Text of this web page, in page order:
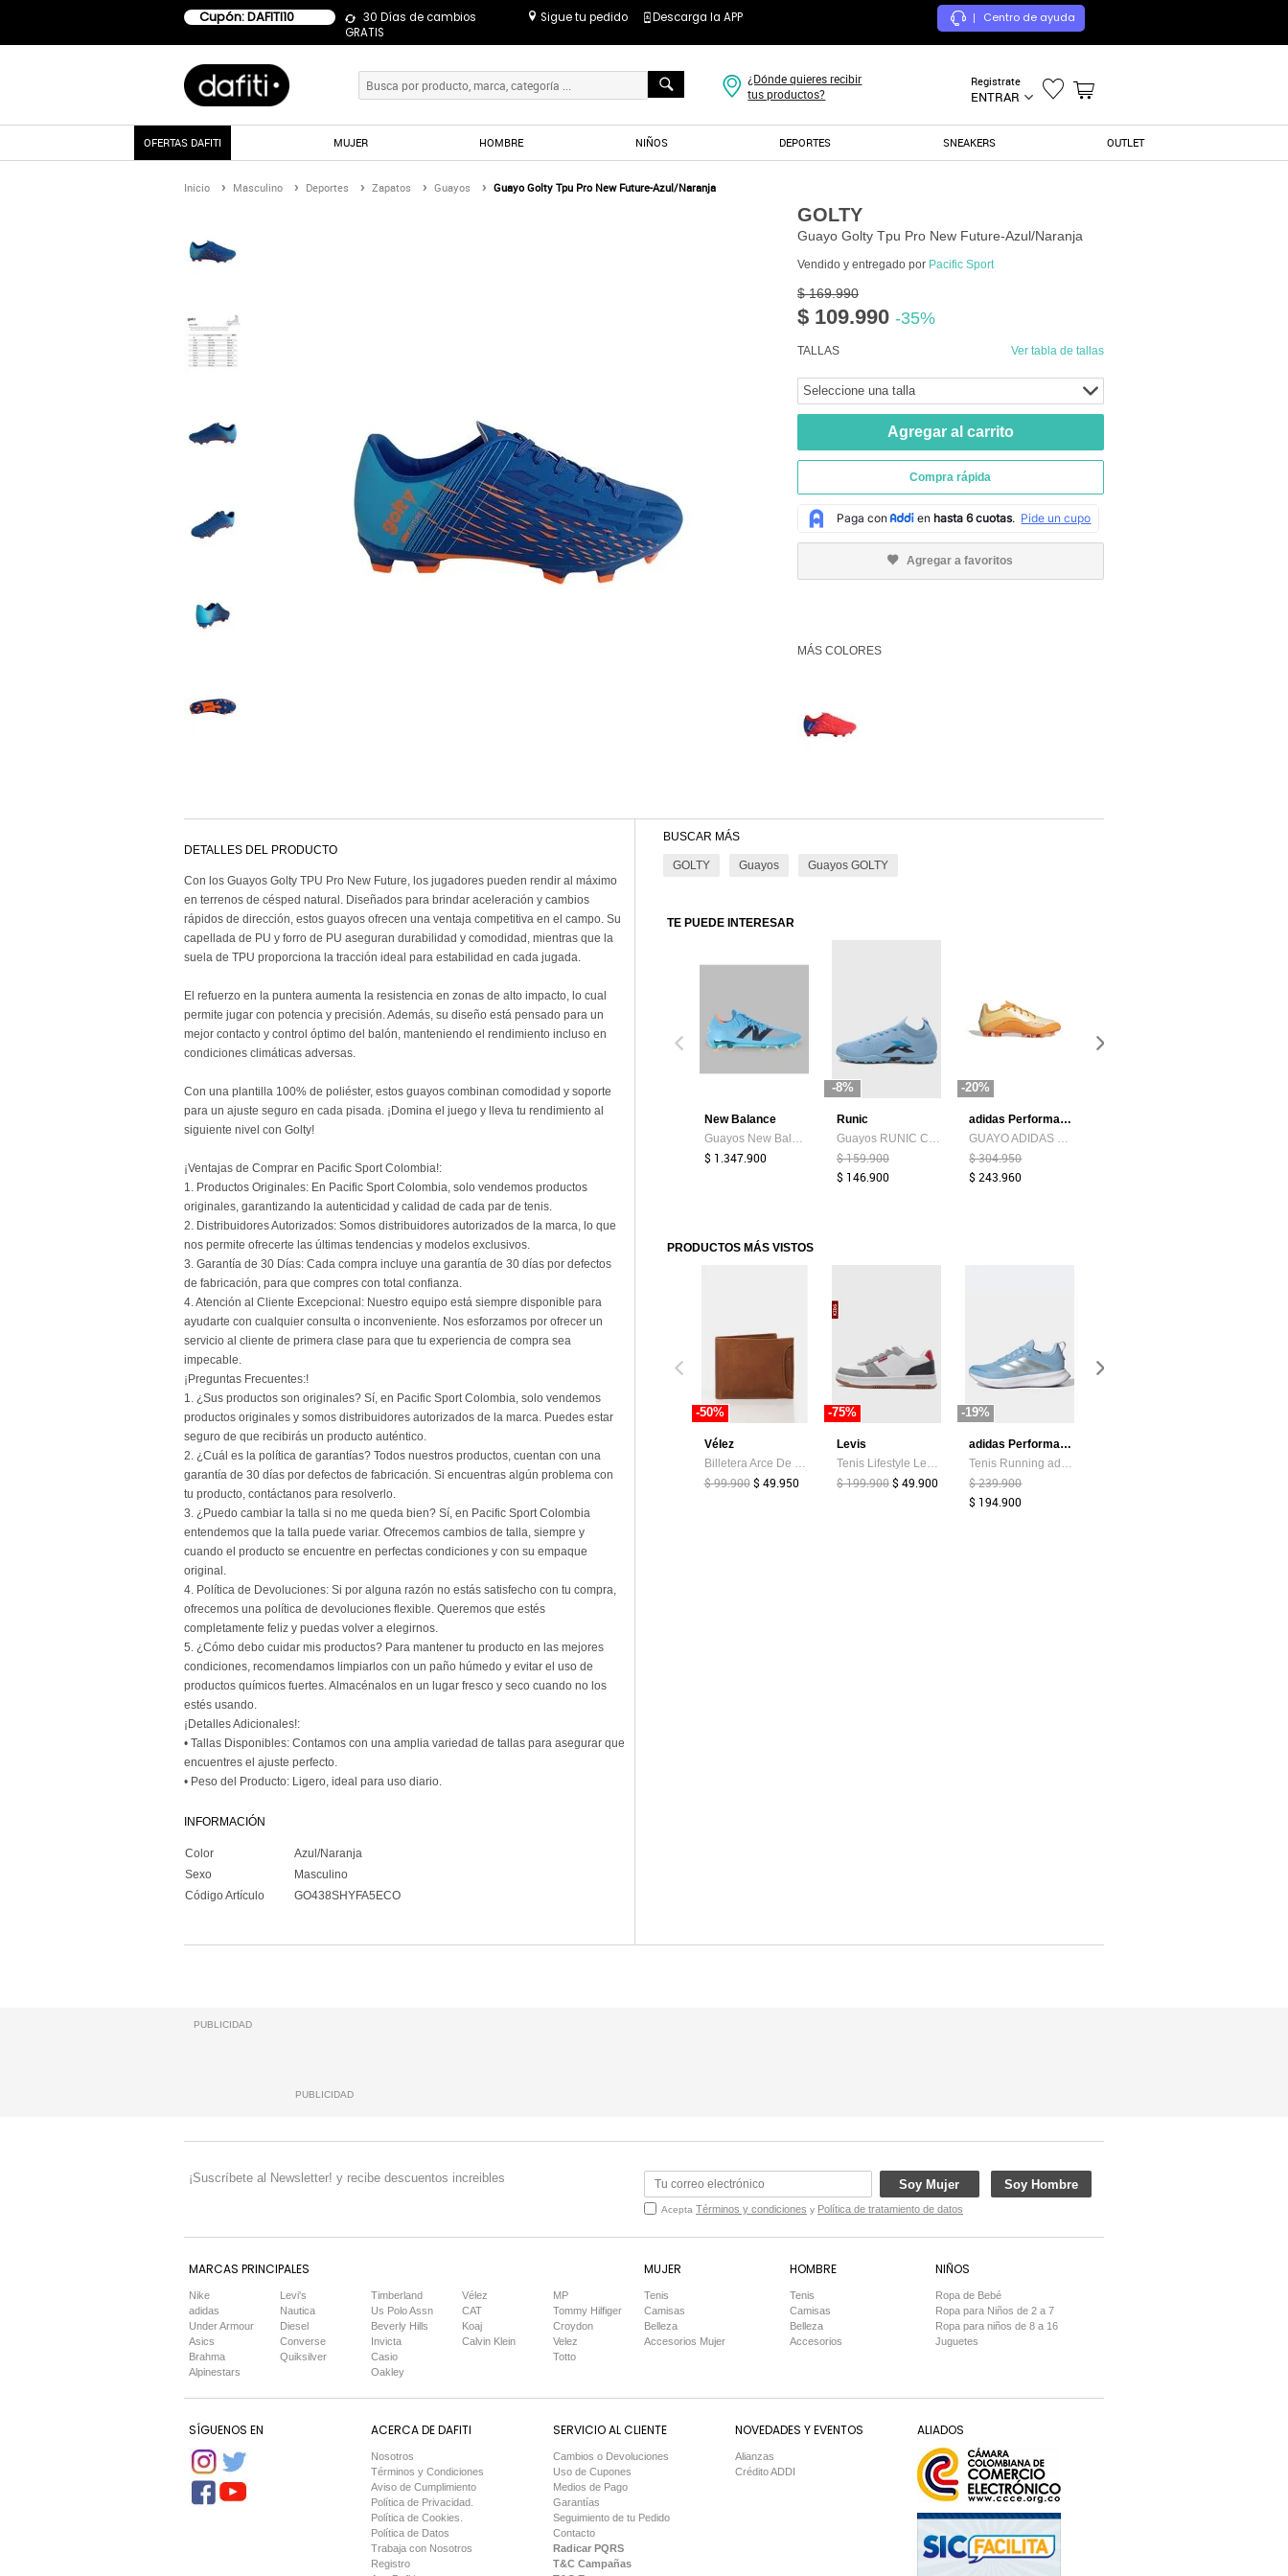
Cupón: DAFITI10
30 Días de cambios
GRATIS
Sigue tu pedido Descarga la APP | Centro de ayuda
Registrate
ENTRAR
¿Dónde quieres recibir
tus productos?
OFERTAS DAFITI MUJER HOMBRE NIÑOS DEPORTES SNEAKERS OUTLET
Inicio Masculino Deportes Zapatos Guayos Guayo Golty Tpu Pro New Future-Azul/Naranja
GOLTY
Guayo Golty Tpu Pro New Future-Azul/Naranja
Vendido y entregado por Pacific Sport
$ 169.990
$ 109.990 -35%
TALLAS Ver tabla de tallas
Seleccione una talla
Agregar al carrito
Compra rápida
Agregar a favoritos
MÁS COLORES
DETALLES DEL PRODUCTO
Con los Guayos Golty TPU Pro New Future, los jugadores pueden rendir al máximo
en terrenos de césped natural. Diseñados para brindar aceleración y cambios
rápidos de dirección, estos guayos ofrecen una ventaja competitiva en el campo. Su
capellada de PU y forro de PU aseguran durabilidad y comodidad, mientras que la
suela de TPU proporciona la tracción ideal para estabilidad en cada jugada.
El refuerzo en la puntera aumenta la resistencia en zonas de alto impacto, lo cual
permite jugar con potencia y precisión. Además, su diseño está pensado para un
mejor contacto y control óptimo del balón, manteniendo el rendimiento incluso en
condiciones climáticas adversas.
Con una plantilla 100% de poliéster, estos guayos combinan comodidad y soporte
para un ajuste seguro en cada pisada. ¡Domina el juego y lleva tu rendimiento al
siguiente nivel con Golty!
¡Ventajas de Comprar en Pacific Sport Colombia!:
1. Productos Originales: En Pacific Sport Colombia, solo vendemos productos
originales, garantizando la autenticidad y calidad de cada par de tenis.
2. Distribuidores Autorizados: Somos distribuidores autorizados de la marca, lo que
nos permite ofrecerte las últimas tendencias y modelos exclusivos.
3. Garantía de 30 Días: Cada compra incluye una garantía de 30 días por defectos
de fabricación, para que compres con total confianza.
4. Atención al Cliente Excepcional: Nuestro equipo está siempre disponible para
ayudarte con cualquier consulta o inconveniente. Nos esforzamos por ofrecer un
servicio al cliente de primera clase para que tu experiencia de compra sea
impecable.
¡Preguntas Frecuentes:!
1. ¿Sus productos son originales? Sí, en Pacific Sport Colombia, solo vendemos
productos originales y somos distribuidores autorizados de la marca. Puedes estar
seguro de que recibirás un producto auténtico.
2. ¿Cuál es la política de garantías? Todos nuestros productos, cuentan con una
garantía de 30 días por defectos de fabricación. Si encuentras algún problema con
tu producto, contáctanos para resolverlo.
3. ¿Puedo cambiar la talla si no me queda bien? Sí, en Pacific Sport Colombia
entendemos que la talla puede variar. Ofrecemos cambios de talla, siempre y
cuando el producto se encuentre en perfectas condiciones y con su empaque
original.
4. Política de Devoluciones: Si por alguna razón no estás satisfecho con tu compra,
ofrecemos una política de devoluciones flexible. Queremos que estés
completamente feliz y puedas volver a elegirnos.
5. ¿Cómo debo cuidar mis productos? Para mantener tu producto en las mejores
condiciones, recomendamos limpiarlos con un paño húmedo y evitar el uso de
productos químicos fuertes. Almacénalos en un lugar fresco y seco cuando no los
estés usando.
¡Detalles Adicionales!:
• Tallas Disponibles: Contamos con una amplia variedad de tallas para asegurar que
encuentres el ajuste perfecto.
• Peso del Producto: Ligero, ideal para uso diario.
INFORMACIÓN
Color
Azul/Naranja
Sexo
Masculino
Código Artículo
GO438SHYFA5ECO
BUSCAR MÁS
GOLTY Guayos Guayos GOLTY
TE PUEDE INTERESAR
New Balance
$ 1.347.900
-8%
Runic
$ 159.900
$ 146.900
-20%
adidas Performance
$ 304.950
$ 243.960
PRODUCTOS MÁS VISTOS
-50%
Vélez
$ 99.900 $ 49.950
-75%
Levis
$ 199.900$ 49.900
-19%
adidas Performance
$ 239.900
$ 194.900
PUBLICIDAD
PUBLICIDAD
¡Suscríbete al Newsletter! y recibe descuentos increibles Soy Mujer Soy Hombre
Acepta Términos y condiciones y Política de tratamiento de datos
MARCAS PRINCIPALES
Nike
adidas
Under Armour
Asics
Brahma
Alpinestars
Levi's
Nautica
Diesel
Converse
Quiksilver
Timberland
Us Polo Assn
Beverly Hills
Invicta
Casio
Oakley
Vélez
CAT
Koaj
Calvin Klein
MP
Tommy Hilfiger
Croydon
Velez
Totto
MUJER
Tenis
Camisas
Belleza
Accesorios Mujer
HOMBRE
Tenis
Camisas
Belleza
Accesorios
NIÑOS
Ropa de Bebé
Ropa para Niños de 2 a 7
Ropa para niños de 8 a 16
Juguetes
SÍGUENOS EN ACERCA DE DAFITI
Nosotros
Términos y Condiciones
Aviso de Cumplimiento
Política de Privacidad.
Política de Cookies.
Política de Datos
Trabaja con Nosotros
Registro
SERVICIO AL CLIENTE
Cambios o Devoluciones
Uso de Cupones
Medios de Pago
Garantías
Seguimiento de tu Pedido
Contacto
Radicar PQRS
T&C Campañas
NOVEDADES Y EVENTOS
Alianzas
Crédito ADDI
ALIADOS